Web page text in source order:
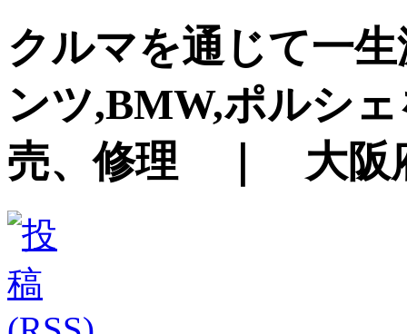
クルマを通じて一
ンツ,BMW,ポルシ
売、修理 ｜ 大阪